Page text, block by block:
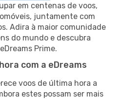
em centenas de voos,
juntamente com
Adira à maior comunidade
do mundo e descubra
Prime.
com a eDreams
voos de última hora a
estes possam ser mais